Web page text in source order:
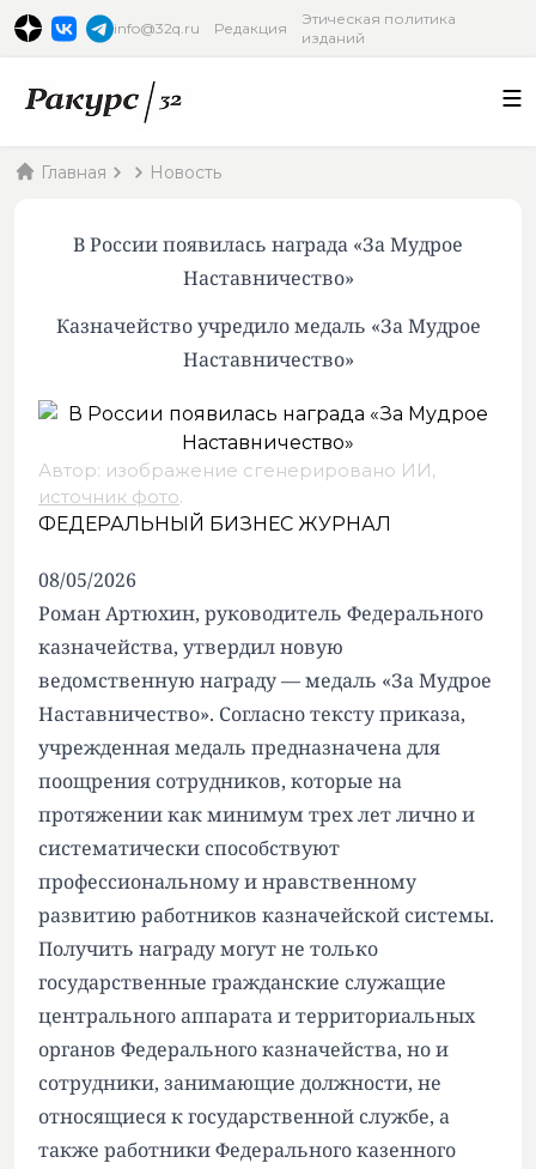
info@32q.ru Редакция
Этическая политика
изданий
Главная Новость
В России появилась награда «За Мудрое
Наставничество»
Казначейство учредило медаль «За Мудрое
Наставничество»
Автор: изображение сгенерировано ИИ,
источник фото.
ФЕДЕРАЛЬНЫЙ БИЗНЕС ЖУРНАЛ
08/05/2026
Роман Артюхин, руководитель Федерального
казначейства, утвердил новую
ведомственную награду — медаль «За Мудрое
Наставничество». Согласно тексту приказа,
учрежденная медаль предназначена для
поощрения сотрудников, которые на
протяжении как минимум трех лет лично и
систематически способствуют
профессиональному и нравственному
развитию работников казначейской системы.
Получить награду могут не только
государственные гражданские служащие
центрального аппарата и территориальных
органов Федерального казначейства, но и
сотрудники, занимающие должности, не
относящиеся к государственной службе, а
также работники Федерального казенного